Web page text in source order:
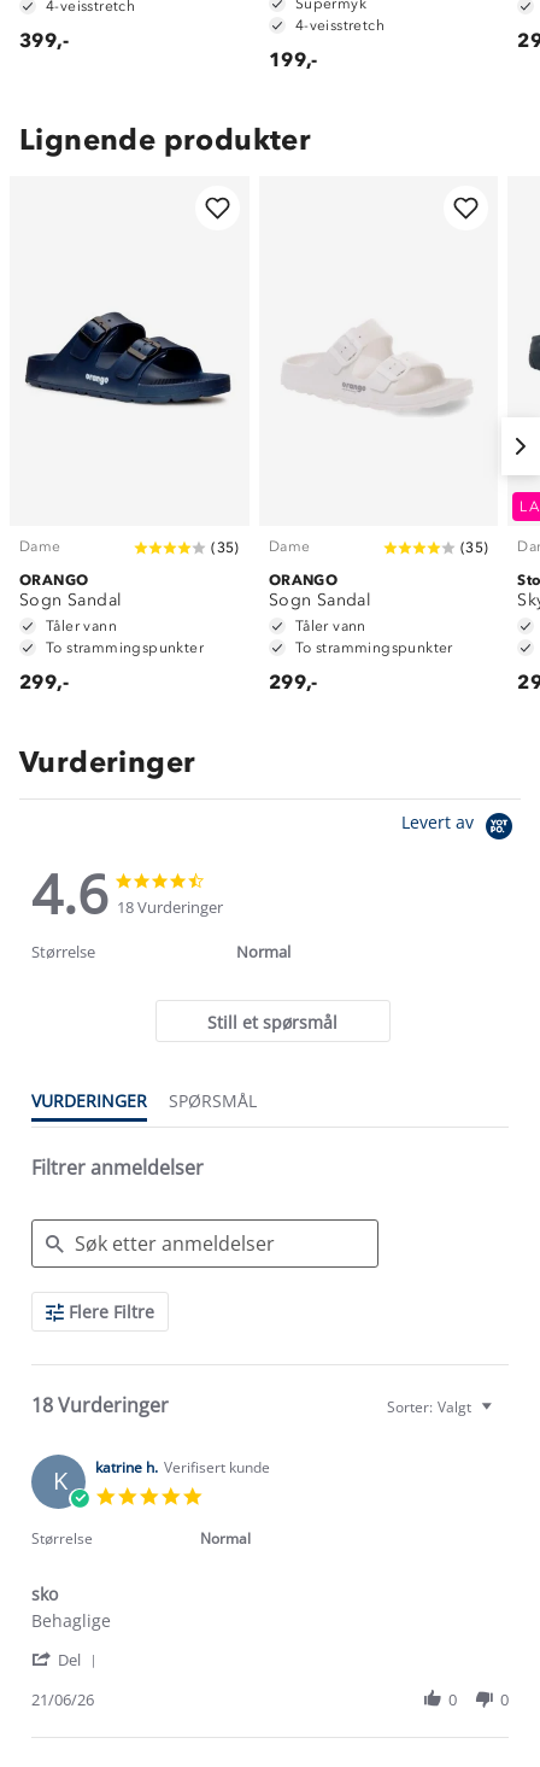
4-veisstretch
399,-
4-veisstretch
199,-
Lignende produkter
Dame (35)
ORANGO
Sogn Sandal
Tåler vann
To strammingspunkter
299,-
Dame (35)
ORANGO
Sogn Sandal
Tåler vann
To strammingspunkter
299,-
Vurderinger
Levert av
4.6
4.6
star
rating
star
rating
18 Vurderinger
Størrelse Normal
Still et spørsmål
VURDERINGER SPØRSMÅL
Filtrer anmeldelser
Search
ReviewsFlere Filtre
18 Vurderinger Sorter: Valgt
K katrine h. Verifisert kunde
rating
Størrelse Normal
sko
Review
katrine
on
Jun
review
sko
Behaglige
Del
katrine
21/06/26 0 0